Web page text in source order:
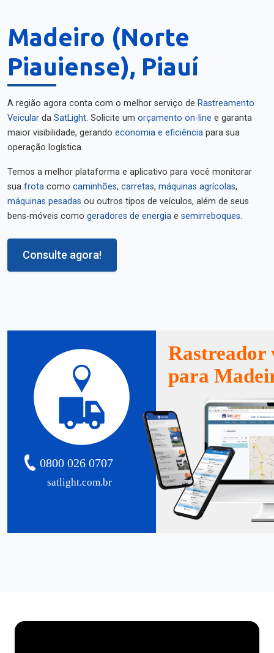
Madeiro (Norte
Piauiense), Piauí
A região agora conta com o melhor serviço de Rastreamento
Veicular da SatLight. Solicite um orçamento on-line e garanta
maior visibilidade, gerando economia e eficiência para sua
operação logística.
Temos a melhor plataforma e aplicativo para você monitorar
sua frota como caminhões, carretas, máquinas agrícolas,
máquinas pesadas ou outros tipos de veículos, além de seus
bens-móveis como geradores de energia e semirreboques.
Consulte agora!
satlight.com.br
0800 026 0707
Rastreador
para